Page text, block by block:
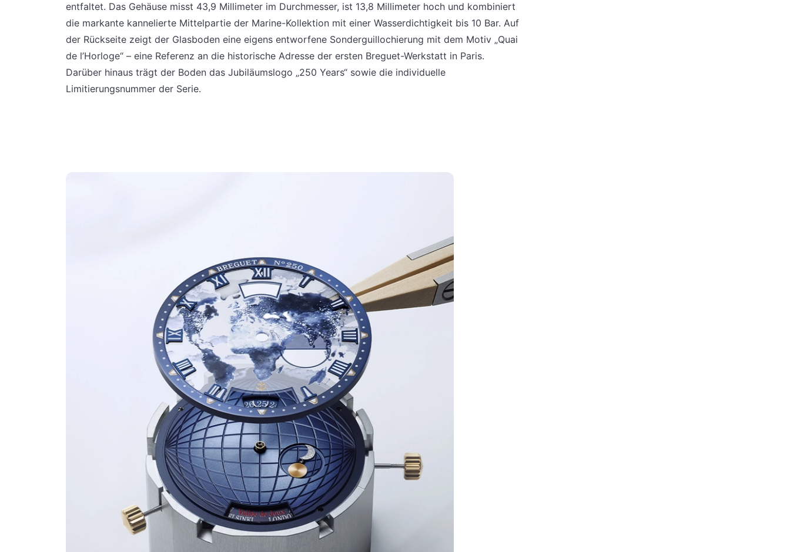
entfaltet. Das Gehäuse misst 43,9 Millimeter im Durchmesser, ist 13,8 Millimeter hoch und kombiniert
die markante kannelierte Mittelpartie der Marine-Kollektion mit einer Wasserdichtigkeit bis 10 Bar. Auf
der Rückseite zeigt der Glasboden eine eigens entworfene Sonderguillochierung mit dem Motiv „Quai
de l’Horloge“ – eine Referenz an die historische Adresse der ersten Breguet-Werkstatt in Paris.
Darüber hinaus trägt der Boden das Jubiläumslogo „250 Years“ sowie die individuelle
Limitierungsnummer der Serie.